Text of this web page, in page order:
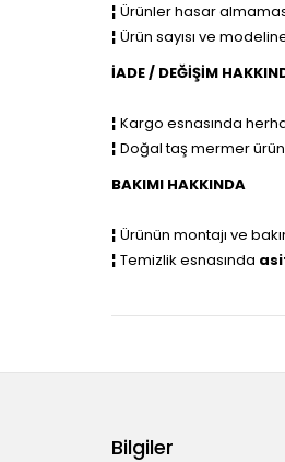
¦ Ürünler hasar
¦ Ürün sayısı ve
İADE / DEĞİŞİM
¦ Kargo esnasında
¦ Doğal taş mermer
BAKIMI HAKKINDA
¦ Ürünün montajı ve
¦ Temizlik esnasında
Bilgiler